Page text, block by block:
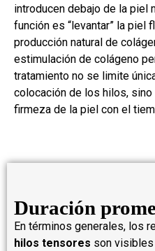
introducen debajo de la piel
función es “levantar” la piel
producción natural de
estimulación de colágeno
tratamiento no se limite
colocación de los hilos,
firmeza de la piel con el
Duración
En términos generales, los
hilos tensores son